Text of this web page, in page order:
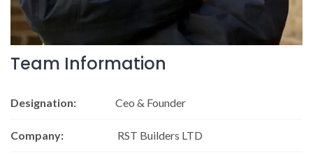
Team Information
Designation: Ceo & Founder
Company: RST Builders LTD